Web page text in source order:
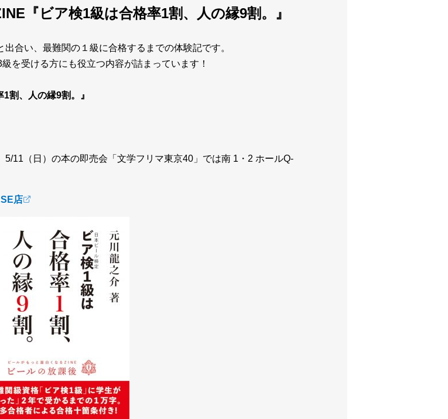
『ビア検1級は合格率1割、人の縁9割。』
合い、最難関の１級に合格するまでの体験記です。
を受ける方にも役立つ内容が詰まっています！
割、人の縁9割。』
5/11 （日）の本の即売会「文学フリマ東京40 」では南 1 ・ 2 ホールQ-
店